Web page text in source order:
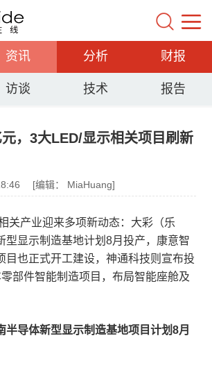
资讯 分析 财报
访谈 技术 报告
，3大LED/显示相关项目刷新
[编辑： MiaHuang]
关产业迎来多项新动态：大彩（乐
型显示制造基地计划8月投产，康意智
目也正式开工建设，神通科技则宣布投
部件智能制造项目，布局智能座舱及
半导体新型显示制造基地项目计划8月